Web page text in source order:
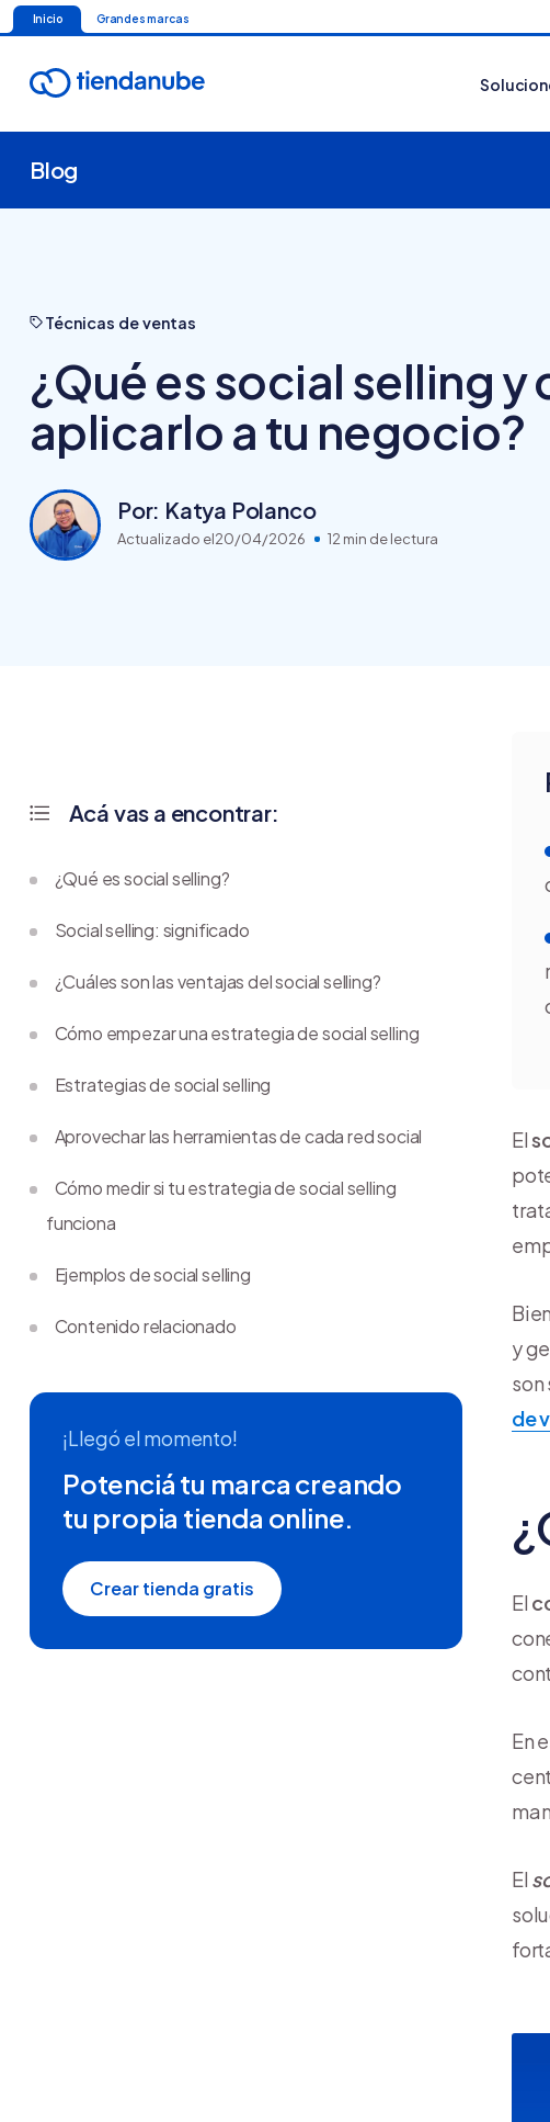
Inicio Grandes marcas
Blog
Técnicas de ventas
¿Qué es social selling y
aplicarlo a tu negocio?
Por: Katya Polanco
Actualizado el20/04/2026 12 min de lectura
El
y
de
El
En
El
Acá vas a encontrar:
¿Qué es social selling?
Social selling: significado
¿Cuáles son las ventajas del social selling?
Cómo empezar una estrategia de social selling
Estrategias de social selling
Aprovechar las herramientas de cada red social
Cómo medir si tu estrategia de social selling
funciona
Ejemplos de social selling
Contenido relacionado
¡Llegó el momento!
Potenciá tu marca creando
tu propia tienda online.
Crear tienda gratis